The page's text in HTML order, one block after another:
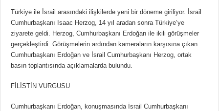
Türkiye ile İsrail arasındaki ilişkilerde yeni bir döneme giriliyor. İsrail
Cumhurbaşkanı Isaac Herzog, 14 yıl aradan sonra Türkiye’ye
ziyarete geldi. Herzog, Cumhurbaşkanı Erdoğan ile ikili görüşmeler
gerçekleştirdi. Görüşmelerin ardından kameraların karşısına çıkan
Cumhurbaşkanı Erdoğan ve İsrail Cumhurbaşkanı Herzog, ortak
basın toplantısında açıklamalarda bulundu.
FİLİSTİN VURGUSU
Cumhurbaşkanı Erdoğan, konuşmasında İsrail Cumhurbaşkanı